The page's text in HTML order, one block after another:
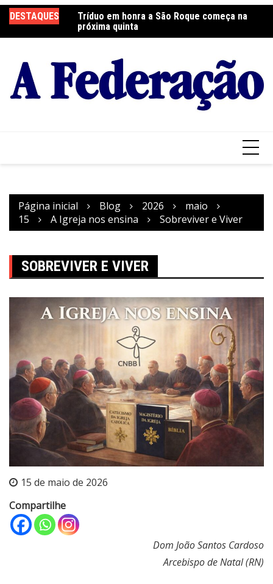
para
o
DESTAQUES
Tríduo em honra a São Roque começa na
próxima quinta
Franciscanos Seculares realizam ação
solidária
Página inicial Blog 2026
maio
15
A Igreja nos ensina Sobreviver e Viver
SOBREVIVER E VIVER
15 de maio de 2026
Compartilhe
Dom João Santos Cardoso
Arcebispo de Natal (RN)